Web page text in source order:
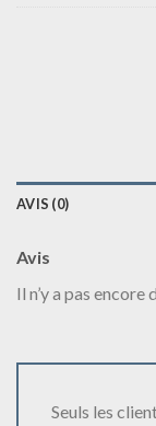
AVIS (0)
Avis
Il n’y a pas encore
Seuls les